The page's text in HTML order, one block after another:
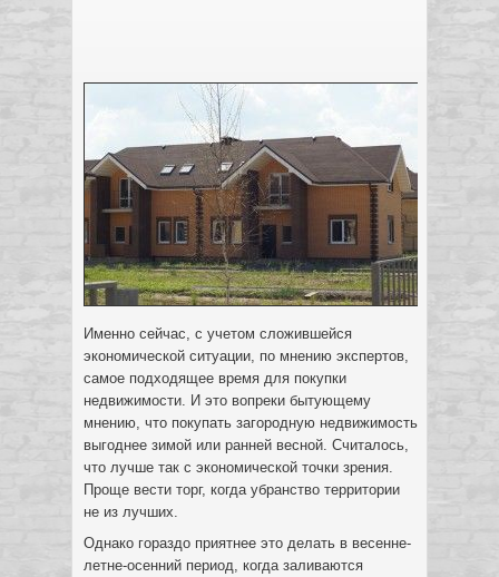
Именно сейчас, с учетом сложившейся
экономической ситуации, по мнению экспертов,
самое подходящее время для покупки
недвижимости. И это вопреки бытующему
мнению, что покупать загородную недвижимость
выгоднее зимой или ранней весной. Считалось,
что лучше так с экономической точки зрения.
Проще вести торг, когда убранство территории
не из лучших.
Однако гораздо приятнее это делать в весенне-
летне-осенний период, когда заливаются